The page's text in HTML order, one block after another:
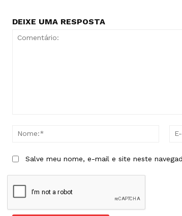
DEIXE UMA RESPOSTA
Nome:*
Salve meu nome, e-mail e site neste